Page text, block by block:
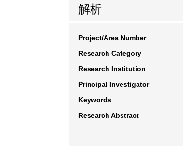
解析
Project/Area Number
Research Category
Research Institution
Principal Investigator
Keywords
Research Abstract